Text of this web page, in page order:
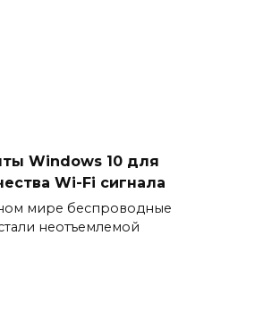
Windows 10 для
Wi-Fi сигнала
мире беспроводные
неотъемлемой